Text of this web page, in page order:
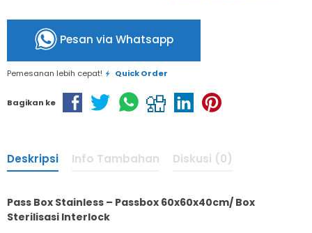
Pesan via Whatsapp
Pemesanan lebih cepat! Quick Order
Bagikan ke
Deskripsi Info Tambahan Diskusi (0)
Pass Box Stainless – Passbox 60x60x40cm/ Box
Sterilisasi Interlock